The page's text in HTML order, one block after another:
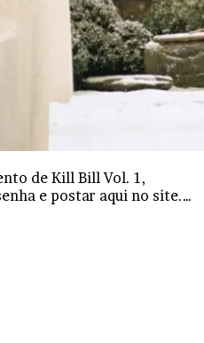
de Kill Bill Vol. 1,
e postar aqui no site.…